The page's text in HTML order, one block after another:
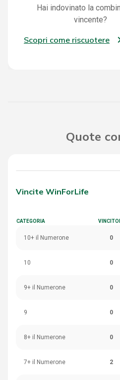
Hai indovinato la
vincente?
Scopri come riscuotere
Quote
Vincite WinForLife
CATEGORIA
10+ il Numerone 0
10 0
9+ il Numerone 0
9 0
8+ il Numerone 0
7+ il Numerone 2